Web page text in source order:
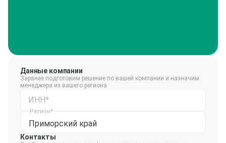
Данные компании
Заранее подготовим решение по вашей компании и назначим
менеджера из вашего региона
ИНН*
Приморский край
Регион*
Контакты